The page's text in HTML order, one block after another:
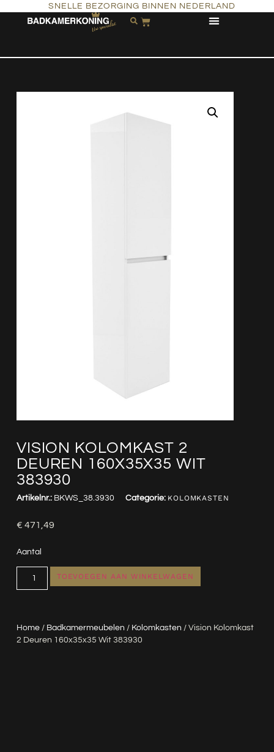
SNELLE BEZORGING BINNEN NEDERLAND
VISION KOLOMKAST 2
DEUREN 160X35X35 WIT
383930
Home/ Badkamermeubelen / Kolomkasten / Vision Kolomkast
2 Deuren 160x35x35 Wit 383930
Artikelnr.: BKWS_38.3930 Categorie: KOLOMKASTEN
€ 471,49
Aantal
TOEVOEGEN AAN WINKELWAGEN